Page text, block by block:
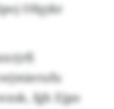
Ofqykr
fgh Ejpo